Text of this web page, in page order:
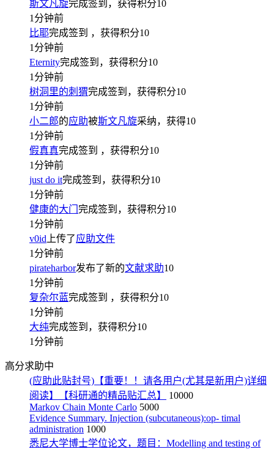
斯文凡旋完成签到，获得积分10
1分钟前
比耶完成签到 ，获得积分10
1分钟前
Eternity完成签到，获得积分10
1分钟前
树洞里的刺猬完成签到，获得积分10
1分钟前
小二郎的应助被斯文凡旋采纳，获得10
1分钟前
假真真完成签到 ，获得积分10
1分钟前
just do it完成签到，获得积分10
1分钟前
健康的大门 完成签到，获得积分10
1分钟前
v0id上传了 应助文件
1分钟前
pirateharbor发布了新的文献求助10
1分钟前
复杂尔蓝完成签到 ，获得积分10
1分钟前
大纯完成签到，获得积分10
1分钟前
高分求助中
(应助此贴封号)【重要！！请各用户(尤其是新用户)详细
阅读】【科研通的精品贴汇总】
10000
Markov Chain Monte Carlo 5000
Evidence Summary. Injection (subcutaneous):op- timal
administration 1000
悉尼大学博士学位论文，题目：Modelling and testing of